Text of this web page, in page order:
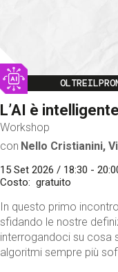
Image
L’AI è
Workshop
con Nello Cristianini,
15 Set 2026 / 18:30 -
Costo
gratuito
In questo primo
sfidando le nostre
interrogandoci su cosa
algoritmi sempre più